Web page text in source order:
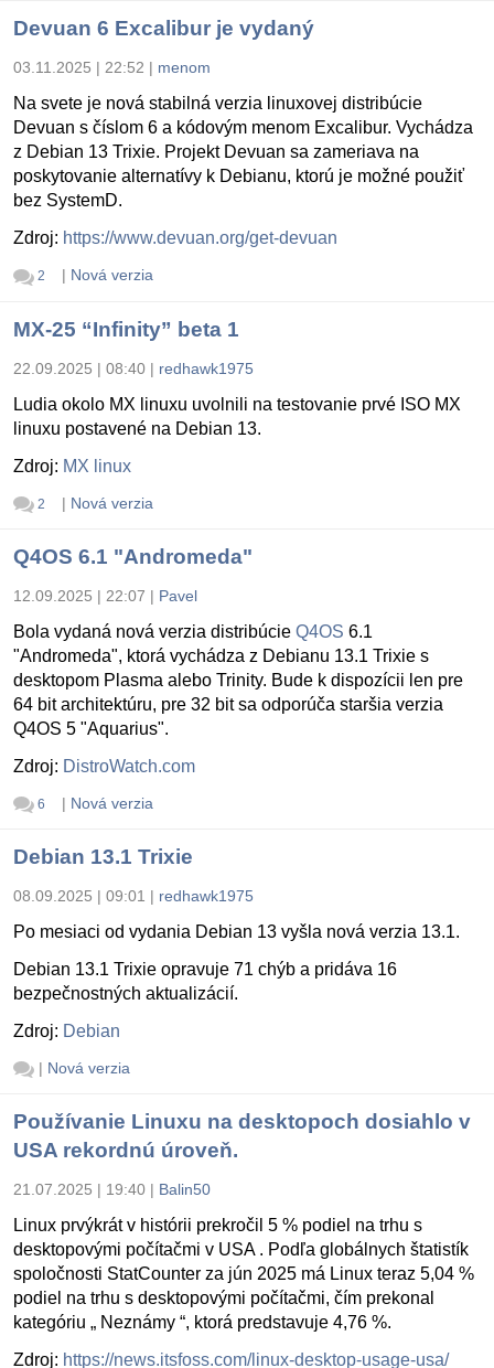
Devuan 6 Excalibur je vydaný
03.11.2025 | 22:52 | menom
Na svete je nová stabilná verzia linuxovej distribúcie
Devuan s číslom 6 a kódovým menom Excalibur. Vychádza
z Debian 13 Trixie. Projekt Devuan sa zameriava na
poskytovanie alternatívy k Debianu, ktorú je možné použiť
bez SystemD.
Zdroj: https://www.devuan.org/get-devuan
2 | Nová verzia
MX-25 “Infinity” beta 1
22.09.2025 | 08:40 | redhawk1975
Ludia okolo MX linuxu uvolnili na testovanie prvé ISO MX
linuxu postavené na Debian 13.
Zdroj: MX linux
2 | Nová verzia
Q4OS 6.1 "Andromeda"
12.09.2025 | 22:07 | Pavel
Bola vydaná nová verzia distribúcie Q4OS 6.1
"Andromeda", ktorá vychádza z Debianu 13.1 Trixie s
desktopom Plasma alebo Trinity. Bude k dispozícii len pre
64 bit architektúru, pre 32 bit sa odporúča staršia verzia
Q4OS 5 "Aquarius".
Zdroj: DistroWatch.com
6 | Nová verzia
Debian 13.1 Trixie
08.09.2025 | 09:01 | redhawk1975
Po mesiaci od vydania Debian 13 vyšla nová verzia 13.1.
Debian 13.1 Trixie opravuje 71 chýb a pridáva 16
bezpečnostných aktualizácií.
Zdroj: Debian
| Nová verzia
Používanie Linuxu na desktopoch dosiahlo v
USA rekordnú úroveň.
21.07.2025 | 19:40 | Balin50
Linux prvýkrát v histórii prekročil 5 % podiel na trhu s
desktopovými počítačmi v USA . Podľa globálnych štatistík
spoločnosti StatCounter za jún 2025 má Linux teraz 5,04 %
podiel na trhu s desktopovými počítačmi, čím prekonal
kategóriu „ Neznámy “, ktorá predstavuje 4,76 %.
Zdroj: https://news.itsfoss.com/linux-desktop-usage-usa/